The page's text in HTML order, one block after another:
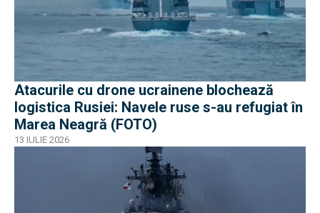
Atacurile cu drone ucrainene blochează
logistica Rusiei: Navele ruse s-au refugiat în
Marea Neagră (FOTO)
13 IULIE 2026